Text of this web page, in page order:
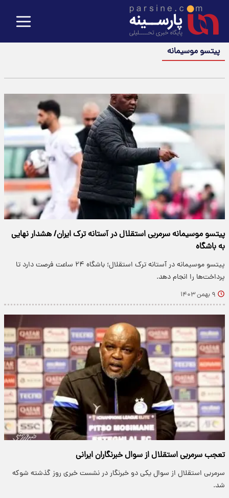
پیتسو موسیمانه
پیتسو موسیمانه سرمربی استقلال در آستانه ترک ایران/ هشدار نهایی
به باشگاه
پیتسو موسیمانه در آستانه ترک استقلال؛ باشگاه ۲۴ ساعت فرصت دارد تا
پرداخت‌ها را انجام دهد.
۹ بهمن ۱۴۰۳
تعجب سرمربی استقلال از سوال خبرنگاران ایرانی
سرمربی استقلال از سوال یکی دو خبرنگار در نشست خبری روز گذشته شوکه
شد.